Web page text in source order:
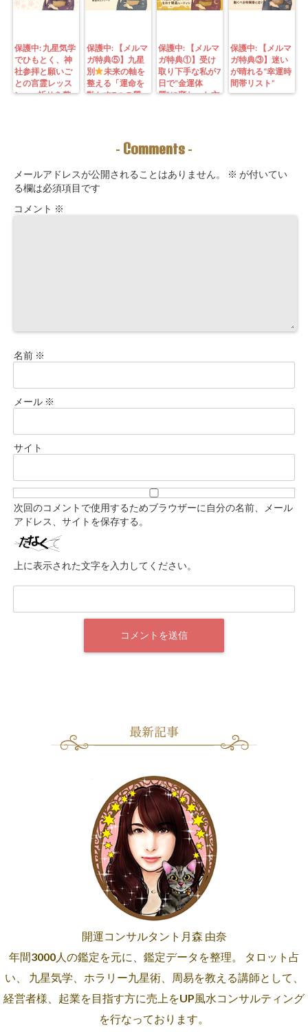
保護中: 九星気学
でひもとく、神
社参拝と願いご
との言霊レッス
ン—— 祈りを整
保護中: 【メルマ
ガ特典⑤】九星
別
未来の軸を
整える「運命を
動かす7つの質
ーチングできま
保護中: 【メルマ
ガ特典①】受け
取り下手な私が7
日で“金運体
質”に変わった方
九星別・金運ブ
ロックを外す開
保護中: 【メルマ
ガ特典③】迷い
が晴れる“幸運時
間帯リスト”
- Comments -
メールアドレスが公開されることはありません。 ※ が付いてい
る欄は必須項目です
コメント ※
名前 ※
メール ※
サイト
次回のコメントで使用するためブラウザーに自分の名前、メール
アドレス、サイトを保存する。
上に表示された文字を入力してください。
開運コンサルタント月森 由奈
年間3000人の鑑定を元に、鑑定データを整理。 タロット占
い、 九星気学、ホラリー九星術、周易を教える講師として、
経営者様、起業を目指す方に売上をUP風水コンサルティング
を行なっております。